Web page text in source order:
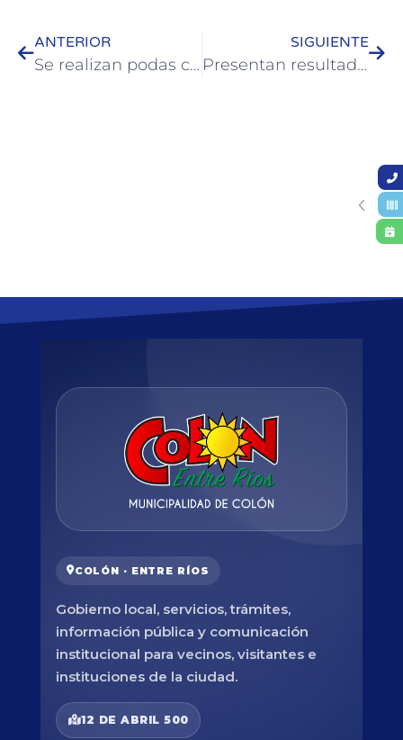
ANTERIOR
Se realizan podas correctivas en el perímetro de plaza Washington
SIGUIENTE
Presentan resultados finales del evento “Pollos Solidarios”
COLÓN · ENTRE RÍOS
Gobierno local, servicios, trámites,
información pública y comunicación
institucional para vecinos, visitantes e
instituciones de la ciudad.
12 DE ABRIL 500